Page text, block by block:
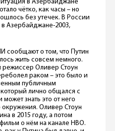
в Азербайджане
чётко, как часы – но
без утечек. В России
в Азербайджане-2003,
сообщают о том, что Путин
жить совсем немного.
режиссер Оливер Стоун
раком – это было и
публичным
лично общался с
знать это от него
окружения. Оливер Стоун
в 2015 году, а потом
о нём на канале HBO.